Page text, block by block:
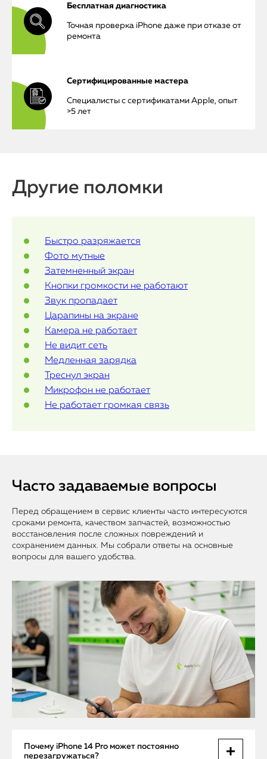
iPhone
MacBook
iPad
iMac
О нас
Статьи
Бесплатная диагностика
Точная проверка iPhone даже при отказе от
ремонта
Сертифицированные мастера
Специалисты с сертификатами Apple, опыт
>5 лет
Другие поломки
Быстро разряжается
Фото мутные
Затемненный экран
Кнопки громкости не работают
Звук пропадает
Царапины на экране
Камера не работает
Не видит сеть
Медленная зарядка
Треснул экран
Микрофон не работает
Не работает громкая связь
Часто задаваемые вопросы
Перед обращением в сервис клиенты часто интересуются
сроками ремонта, качеством запчастей, возможностью
восстановления после сложных повреждений и
сохранением данных. Мы собрали ответы на основные
вопросы для вашего удобства.
Почему iPhone 14 Pro может постоянно
перезагружаться?